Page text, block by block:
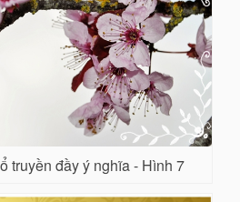
truyền đầy ý nghĩa - Hình 7